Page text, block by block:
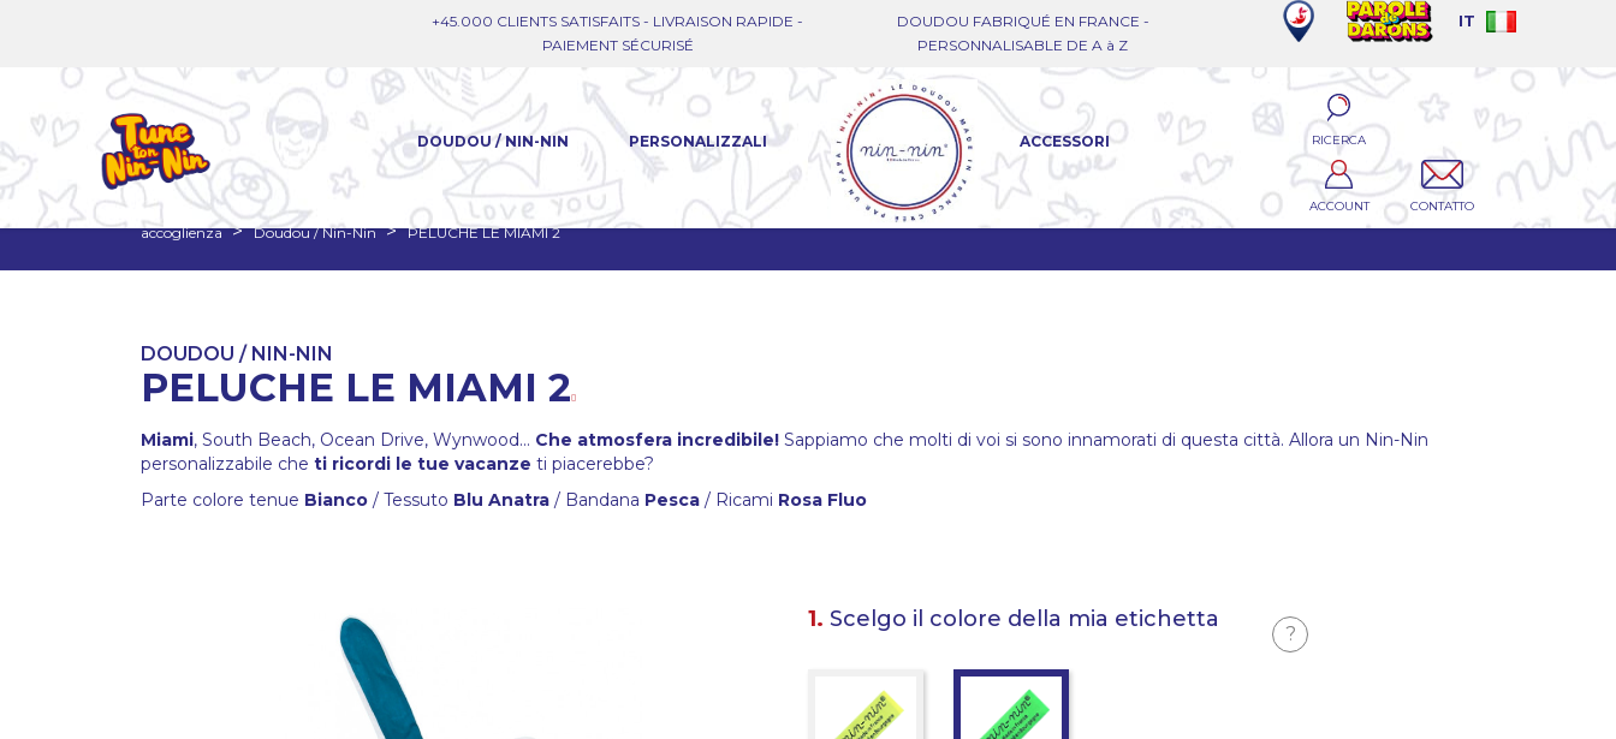
+45.000 CLIENTS SATISFAITS - LIVRAISON RAPIDE -
PAIEMENT SÉCURISÉ
DOUDOU FABRIQUÉ EN FRANCE -
PERSONNALISABLE DE A à Z
IT
DOUDOU / NIN-NIN PERSONALIZZALI ACCESSORI RICERCA
ACCOUNT CONTATTO
accoglienza Doudou / Nin-Nin PELUCHE LE MIAMI 2
DOUDOU / NIN-NIN
PELUCHE LE MIAMI 2
Miami, South Beach, Ocean Drive, Wynwood... Che atmosfera incredibile! Sappiamo che molti di voi si sono innamorati di questa città. Allora un Nin-Nin
personalizzabile che ti ricordi le tue vacanze ti piacerebbe?
Parte colore tenue Bianco / Tessuto Blu Anatra / Bandana Pesca / Ricami Rosa Fluo
1. Scelgo il colore della mia etichetta
?